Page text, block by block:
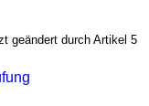
geändert durch Artikel 5